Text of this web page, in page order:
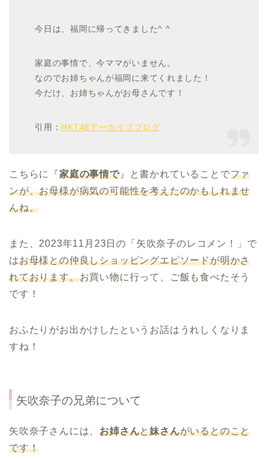
今日は、福岡に帰ってきました^ ^
家庭の事情で、今ママがいません。
なのでお姉ちゃんが福岡に来てくれました！
今だけ、お姉ちゃんがお母さんです！
引用： HKT48アーカイブブログ
こちらに『家庭の事情で』と書かれていることでファ
ンが、お母様が病気の可能性を考えたのかもしれませ
んね。
また、2023年11月23日の「矢吹奈子のレコメン！」で
はお母様との仲良しショッピングエピソードが明かさ
れております。お買い物に行って、ご飯も食べたそう
です！
おふたりがお出かけしたというお話はうれしくなりま
すね！
矢吹奈子の兄弟について
矢吹奈子さんには、お姉さんと妹さんがいるとのこと
です！